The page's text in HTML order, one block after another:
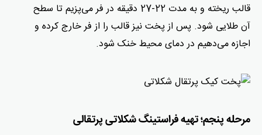
قالب ریخته و به مدت 22-27 دقیقه در فر می‌پزیم تا سطح
آن طلایی شود. پس از پخت نیز قالب را از فر خارج کرده و
اجازه می‌دهیم در دمای محیط خنک شود.
مرحله پنجم؛ تهیه فراستینگ شکلاتی پرتقالی